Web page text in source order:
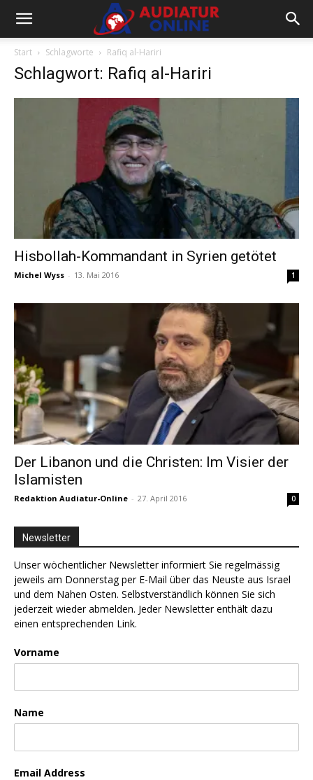
Start Schlagworte Rafiq al-Hariri
Schlagwort: Rafiq al-Hariri
Hisbollah-Kommandant in Syrien getötet
Michel Wyss - 13. Mai 2016 1
Der Libanon und die Christen: Im Visier der
Islamisten
Redaktion Audiatur-Online - 27. April 2016 0
Newsletter
Unser wöchentlicher Newsletter informiert Sie regelmässig
jeweils am Donnerstag per E-Mail über das Neuste aus Israel
und dem Nahen Osten. Selbstverständlich können Sie sich
jederzeit wieder abmelden. Jeder Newsletter enthält dazu
einen entsprechenden Link.
Vorname
Name
Email Address